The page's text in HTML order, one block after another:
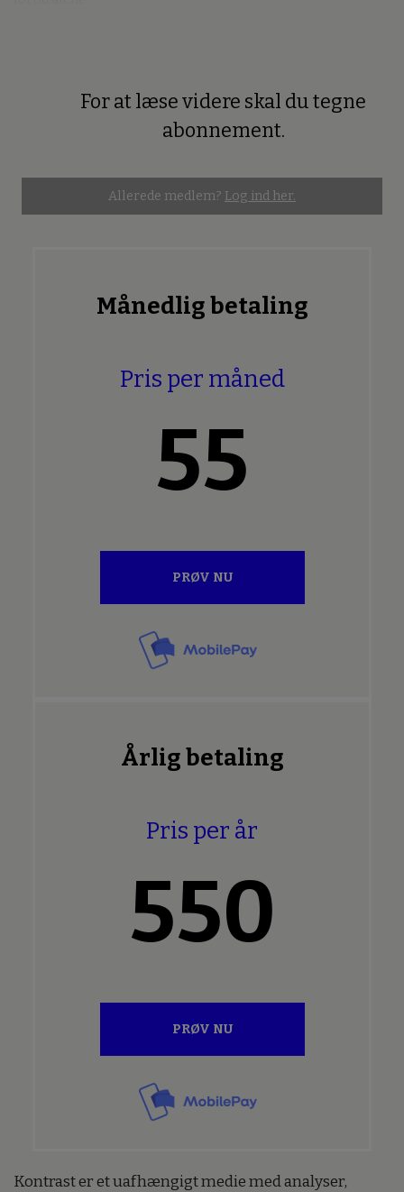
For at læse videre skal du tegne
abonnement.
Allerede medlem? Log ind her.
Månedlig betaling
Pris per måned
55
PRØV NU
Årlig betaling
Pris per år
550
PRØV NU
Kontrast er et uafhængigt medie med analyser,